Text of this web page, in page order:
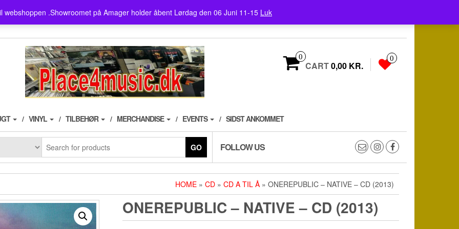
webshoppen .Showroomet på Amager holder åbent Lørdag den 06 Juni 11-15 Luk
ligger på Amager ,
der er fri parkering i 3
0
CART0,00 KR.
0
VINYL TILBEHØR MERCHANDISE EVENTS SIDST ANKOMMET
GO FOLLOW US
HOME » CD » CD A TIL Å » ONEREPUBLIC ‎– NATIVE – CD (2013)
ONEREPUBLIC ‎– NATIVE – CD (2013)